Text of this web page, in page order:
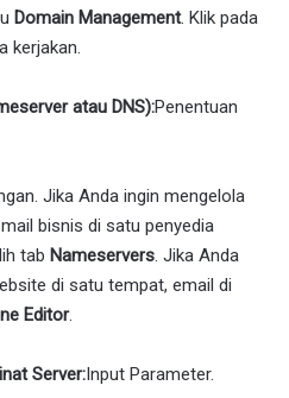
Domain Management. Klik pada
kerjakan.
atau DNS):Penentuan
Jika Anda ingin mengelola
bisnis di satu penyedia
tab Nameservers. Jika Anda
di satu tempat, email di
Editor.
Server:Input Parameter.